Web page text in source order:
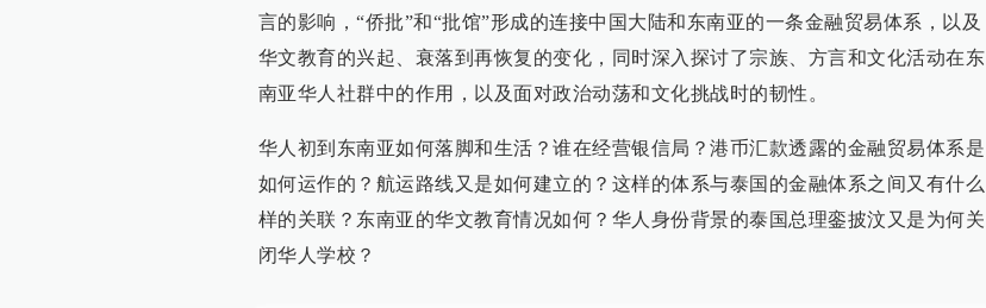
言的影响，“侨批”和“批馆”形成的连接中国大陆和东南亚的一条金融贸易体系，以及
华文教育的兴起、衰落到再恢复的变化，同时深入探讨了宗族、方言和文化活动在东
南亚华人社群中的作用，以及面对政治动荡和文化挑战时的韧性。
华人初到东南亚如何落脚和生活？谁在经营银信局？港币汇款透露的金融贸易体系是
如何运作的？航运路线又是如何建立的？这样的体系与泰国的金融体系之间又有什么
样的关联？东南亚的华文教育情况如何？华人身份背景的泰国总理銮披汶又是为何关
闭华人学校？